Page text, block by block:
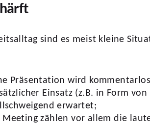
sind es meist kleine
Präsentation wird
Einsatz (z.B. in Form
erwartet;
Meeting zählen vor allem die